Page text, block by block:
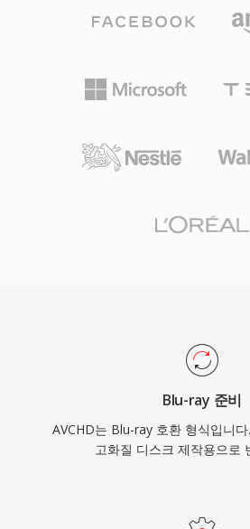
비전 전달의 근간입니다. 회복 탄
구조, 광범위한 코덱 지원 덕분에
용됩니다.
어 설계의 유연성을 제공합니다.
다 낮은 비트레이트에서 우수한
동일한 저장 용량에서 더 긴 녹화
캔 모드를 지원하여, 시네마틱 및
하는 엄격한 사양을 따르며, 호환
사용되며, 주요 비디오 편집 애플
Blu-ray 준비
AVCHD는 Blu-ray 호환 형식입니
고화질 디스크 제작용으로